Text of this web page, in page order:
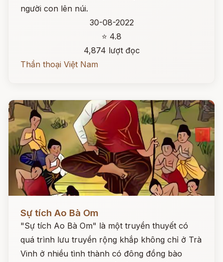
người con lên núi.
30-08-2022
⭐ 4.8
4,874 lượt đọc
Thần thoại Việt Nam
Sự tích Ao Bà Om
"Sự tích Ao Bà Om" là một truyền thuyết có
quá trình lưu truyền rộng khắp không chỉ ở Trà
Vinh ở nhiều tình thành có đông đồng bào